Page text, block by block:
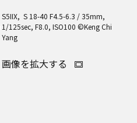
S5IIX, S 18-40 F4.5-6.3 / 35mm,
1/125sec, F8.0, ISO100 ©Keng Chi
Yang
画像を拡大する